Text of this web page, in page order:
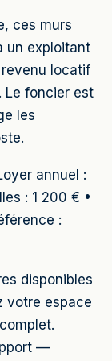
ces murs
un exploitant
locatif
Le foncier est
les
annuel :
: 1 200 € •
:
disponibles
votre espace
—